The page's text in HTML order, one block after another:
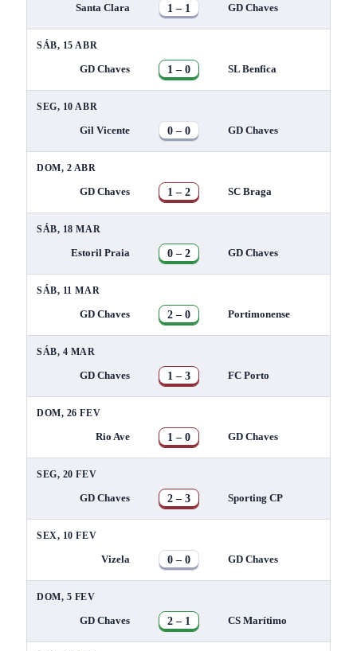
Santa Clara 1 – 1 GD Chaves
SÁB, 15 ABR
GD Chaves 1 – 0 SL Benfica
SEG, 10 ABR
Gil Vicente 0 – 0 GD Chaves
DOM, 2 ABR
GD Chaves 1 – 2 SC Braga
SÁB, 18 MAR
Estoril Praia 0 – 2 GD Chaves
SÁB, 11 MAR
GD Chaves 2 – 0 Portimonense
SÁB, 4 MAR
GD Chaves 1 – 3 FC Porto
DOM, 26 FEV
Rio Ave 1 – 0 GD Chaves
SEG, 20 FEV
GD Chaves 2 – 3 Sporting CP
SEX, 10 FEV
Vizela 0 – 0 GD Chaves
DOM, 5 FEV
GD Chaves 2 – 1 CS Marítimo